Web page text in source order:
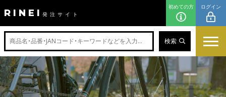
RINEI 発注サイト
初めての方 ログイン
検索